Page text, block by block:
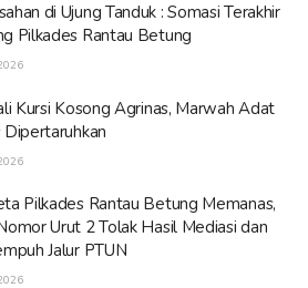
di Ujung Tanduk : Somasi Terakhir
Pilkades Rantau Betung
Kursi Kosong Agrinas, Marwah Adat
Pilkades Rantau Betung Memanas,
Urut 2 Tolak Hasil Mediasi dan
Jalur PTUN